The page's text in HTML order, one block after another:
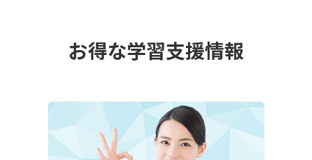
お得な学習支援情報